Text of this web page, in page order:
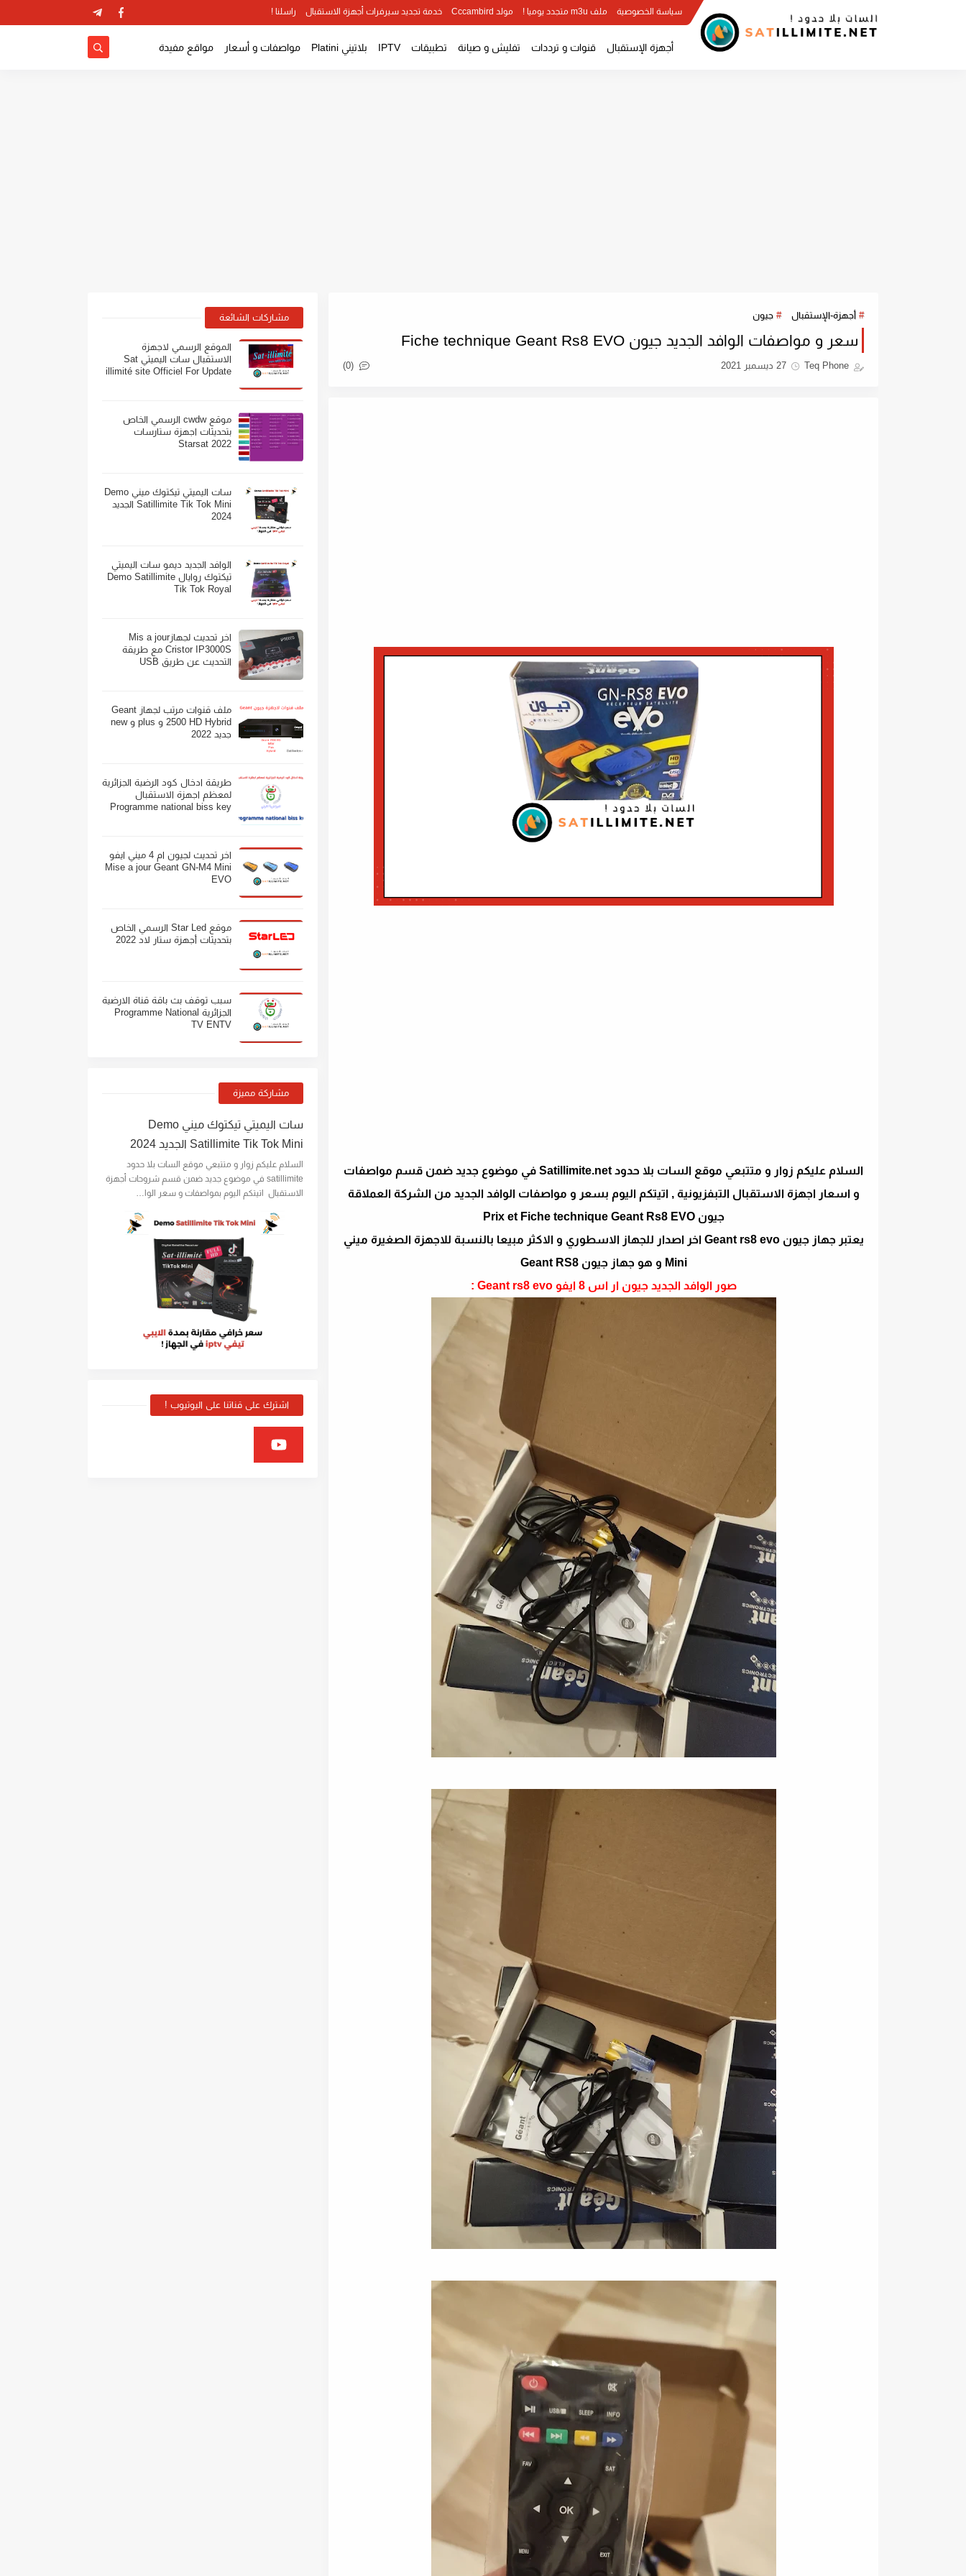
سياسة الخصوصية ملف m3u متجدد يوميا ! مولد Cccambird خدمة تجديد سيرفرات أجهزة الاستقبال راسلنا !
أجهزة الإستقبال قنوات و ترددات تفليش و صيانة تطبيقات IPTV بلاتيني Platini مواصفات و أسعار مواقع مفيدة
أجهزة-الإستقبال جيون
سعر و مواصفات الوافد الجديد جيون Fiche technique Geant Rs8 EVO
Teq Phone 27 ديسمبر 2021 (0)
السلام عليكم زوار و متتبعي موقع السات بلا حدود Satillimite.net في موضوع جديد ضمن قسم مواصفات
و اسعار اجهزة الاستقبال التبفزيونية , اتيتكم اليوم بسعر و مواصفات الوافد الجديد من الشركة العملاقة
جيون Prix et Fiche technique Geant Rs8 EVO
يعتبر جهاز جيون Geant rs8 evo اخر اصدار للجهاز الاسطوري و الاكثر مبيعا بالنسبة للاجهزة الصغيرة ميني
Mini و هو جهاز جيون Geant RS8
صور الوافد الجديد جيون ار اس 8 ايفو Geant rs8 evo :
مشاركات الشائعة
الموقع الرسمي لاجهزة
الاستقبال سات اليميتي Sat
illimité site Officiel For Update
موقع cwdw الرسمي الخاص
بتحديثات اجهزة ستارسات
Starsat 2022
سات اليميتي تيكتوك ميني Demo
Satillimite Tik Tok Mini الجديد
2024
الوافد الجديد ديمو سات اليميتي
تيكتوك روايال Demo Satillimite
Tik Tok Royal
اخر تحديث لجهازMis a jour
Cristor IP3000S مع طريقة
التحديث عن طريق USB
ملف قنوات مرتب لجهاز Geant
2500 HD Hybrid و plus و new
جديد 2022
طريقة ادخال كود الرضية الجزائرية
لمعظم اجهزة الاستقبال
Programme national biss key
اخر تحديث لجيون ام 4 ميني ايفو
Mise a jour Geant GN-M4 Mini
EVO
موقع Star Led الرسمي الخاص
بتحديثات أجهزة ستار لاد 2022
سبب توقف بث باقة قناة الارضية
الجزائرية Programme National
TV ENTV
مشاركة مميزة
سات اليميتي تيكتوك ميني Demo
Satillimite Tik Tok Mini الجديد 2024
السلام عليكم زوار و متتبعي موقع السات بلا حدود
satillimite في موضوع جديد ضمن قسم شروحات أجهزة
الاستقبال اتيتكم اليوم بمواصفات و سعر الوا…
اشترك على قناتنا على اليوتيوب !